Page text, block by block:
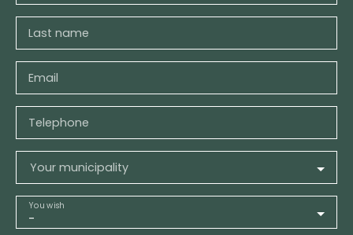
Last name
Email
Telephone
Your municipality
-
You wish